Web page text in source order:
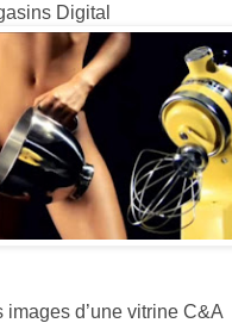
Digital
images d’une vitrine C&A